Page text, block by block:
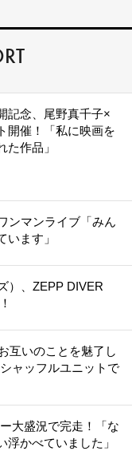
記念、尾野真千子×
開催！「私に映画を
作品」
ンマンライブ「みん
ます」
）、ZEPP DIVER
互いのことを魅了し
ャッフルユニットで
大盛況で完走！「な
かべていました」